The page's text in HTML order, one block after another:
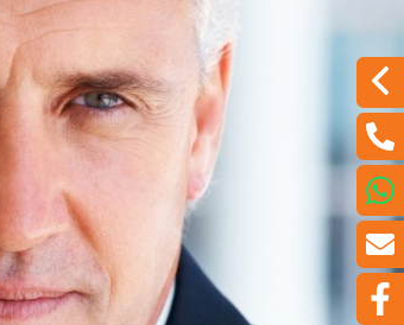
Hypotheekgesprek voorbereiden
Hypotheek oversluitenWat doen wij?
Verzekeren
Spaardiensten
Pensioen
Hypotheekadvisering
Laat een bericht achter
Even met ons
Een klacht melden?